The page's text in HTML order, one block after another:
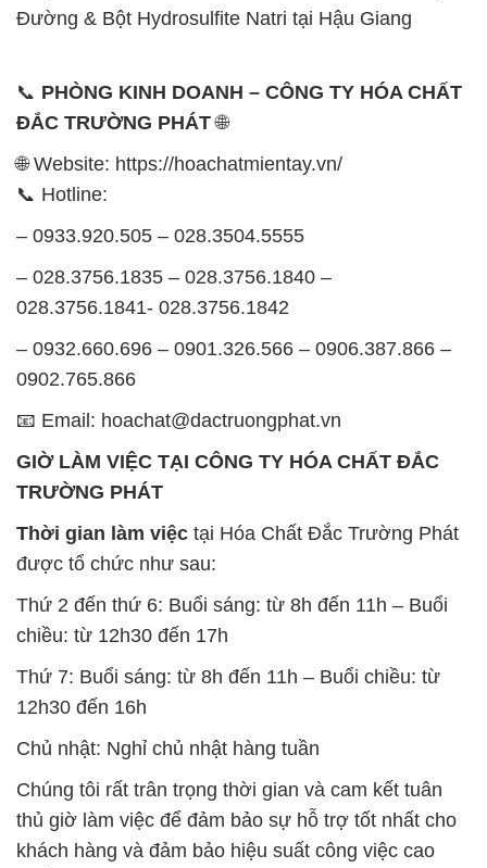
Đường & Bột Hydrosulfite Natri tại Hậu Giang
📞 PHÒNG KINH DOANH – CÔNG TY HÓA CHẤT
ĐẮC TRƯỜNG PHÁT🌐
🌐 Website: https://hoachatmientay.vn/
📞 Hotline:
– 0933.920.505 – 028.3504.5555
– 028.3756.1835 – 028.3756.1840 –
028.3756.1841- 028.3756.1842
– 0932.660.696 – 0901.326.566 – 0906.387.866 –
0902.765.866
📧 Email: hoachat@dactruongphat.vn
GIỜ LÀM VIỆC TẠI CÔNG TY HÓA CHẤT ĐẮC
TRƯỜNG PHÁT
Thời gian làm việc tại Hóa Chất Đắc Trường Phát
được tổ chức như sau:
Thứ 2 đến thứ 6: Buổi sáng: từ 8h đến 11h – Buổi
chiều: từ 12h30 đến 17h
Thứ 7: Buổi sáng: từ 8h đến 11h – Buổi chiều: từ
12h30 đến 16h
Chủ nhật: Nghỉ chủ nhật hàng tuần
Chúng tôi rất trân trọng thời gian và cam kết tuân
thủ giờ làm việc để đảm bảo sự hỗ trợ tốt nhất cho
khách hàng và đảm bảo hiệu suất công việc cao